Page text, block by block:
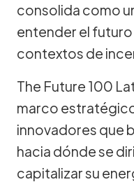
consolida como
entender el
contextos de
The Future 100
marco
innovadores que
hacia dónde se
capitalizar su